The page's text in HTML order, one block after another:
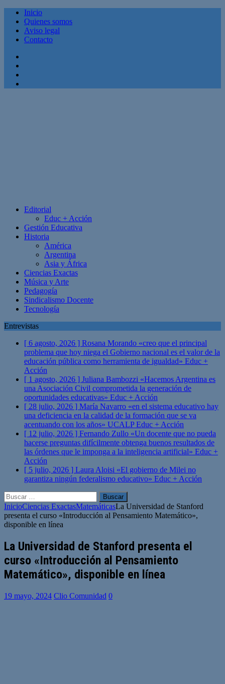
Inicio
Quienes somos
Aviso legal
Contacto
Editorial
Educ + Acción
Gestión Educativa
Historia
América
Argentina
Asia y África
Ciencias Exactas
Música y Arte
Pedagogía
Sindicalismo Docente
Tecnología
Entrevistas
[ 6 agosto, 2026 ] Rosana Morando «creo que el principal
problema que hoy niega el Gobierno nacional es el valor de la
educación pública como herramienta de igualdad» Educ +
Acción
[ 1 agosto, 2026 ] Juliana Bambozzi «Hacemos Argentina es
una Asociación Civil comprometida la generación de
oportunidades educativas» Educ + Acción
[ 28 julio, 2026 ] María Navarro «en el sistema educativo hay
una deficiencia en la calidad de la formación que se va
acentuando con los años» UCALPEduc + Acción
[ 12 julio, 2026 ] Fernando Zullo «Un docente que no pueda
hacerse preguntas difícilmente obtenga buenos resultados de
las órdenes que le imponga a la inteligencia artificial» Educ +
Acción
[ 5 julio, 2026 ] Laura Aloisi «El gobierno de Milei no
garantiza ningún federalismo educativo» Educ + Acción
Buscar:
InicioCiencias ExactasMatemáticasLa Universidad de Stanford
presenta el curso «Introducción al Pensamiento Matemático»,
disponible en línea
La Universidad de Stanford presenta el
curso «Introducción al Pensamiento
Matemático», disponible en línea
19 mayo, 2024 Clio Comunidad 0